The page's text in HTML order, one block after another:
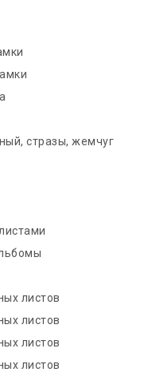
стразы, жемчуг
листов
листов
листов
листов